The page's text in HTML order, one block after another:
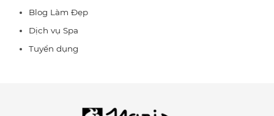
Blog Làm Đẹp
Dịch vụ Spa
Tuyển dụng